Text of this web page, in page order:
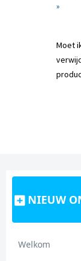
»
Moet
NIEUW
Welkom